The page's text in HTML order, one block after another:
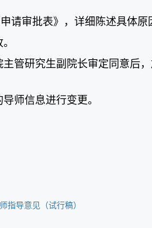
请审批表》，详细陈述具体原
管研究生副院长审定同意后
师信息进行变更。
指导意见（试行稿）